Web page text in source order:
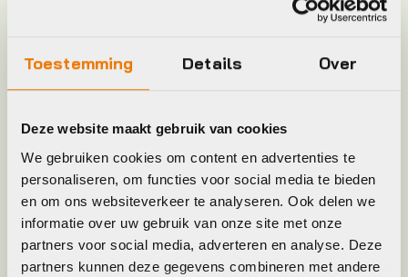
Toestemming Details Over
Deze website maakt gebruik van cookies
We gebruiken cookies om content en advertenties te
personaliseren, om functies voor social media te bieden
en om ons websiteverkeer te analyseren. Ook delen we
informatie over uw gebruik van onze site met onze
partners voor social media, adverteren en analyse. Deze
partners kunnen deze gegevens combineren met andere
GEREEDSCHAP
Model
Merk Muc Off
Kleur Zwart